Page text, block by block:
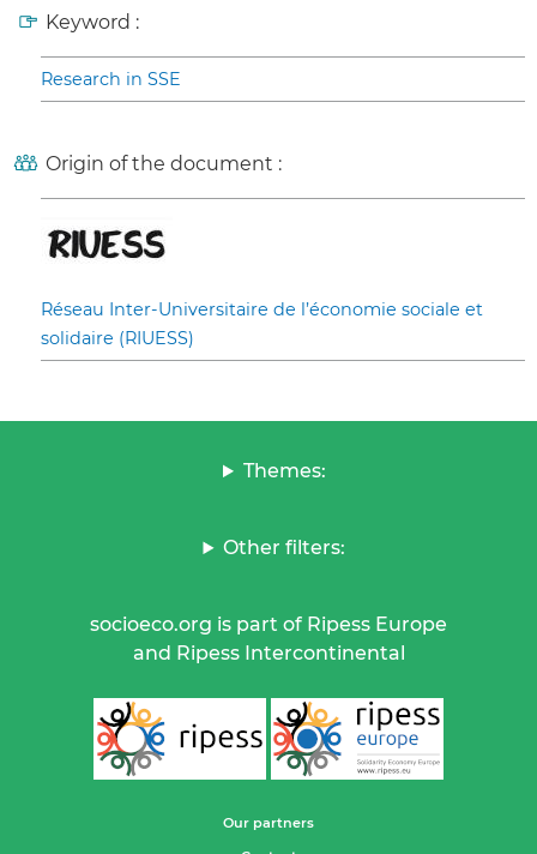
Keyword :
Research in SSE
Origin of the document :
Réseau Inter-Universitaire de l’économie sociale et
solidaire (RIUESS)
Themes:
Other filters:
socioeco.org is part of Ripess Europe
and Ripess Intercontinental
Our partners